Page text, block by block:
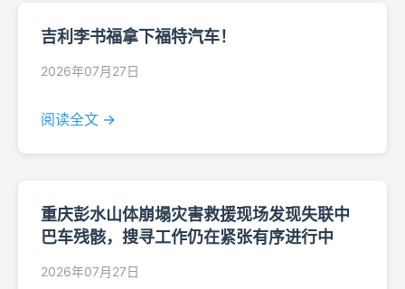
吉利李书福拿下福特汽车！
2026年07月27日
阅读全文 →
重庆彭水山体崩塌灾害救援现场发现失联中
巴车残骸，搜寻工作仍在紧张有序进行中
2026年07月27日